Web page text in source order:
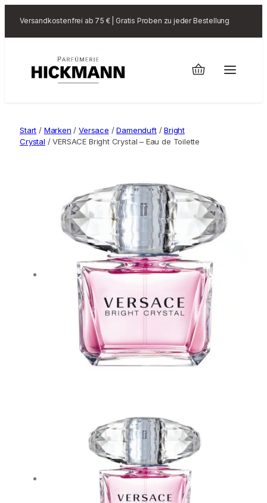
Versandkostenfrei ab 75 € | Gratis Proben zu jeder Bestellung
Start / Marken /Versace /Damenduft/Bright
Crystal / VERSACE Bright Crystal – Eau de Toilette